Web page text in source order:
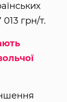
грн/т.